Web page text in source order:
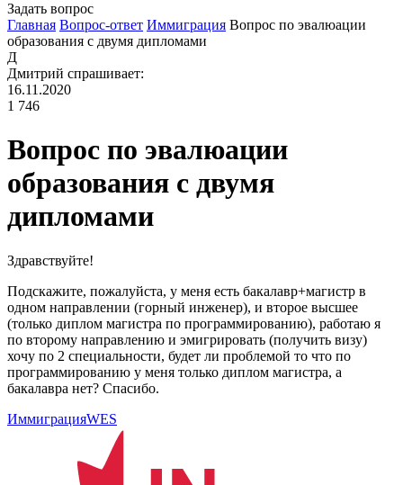
Задать вопрос
Главная Вопрос-ответ Иммиграция Вопрос по эвалюации
образования с двумя дипломами
Д
Дмитрий спрашивает:
16.11.2020
1 746
Вопрос по эвалюации
образования с двумя
дипломами
Здравствуйте!
Подскажите, пожалуйста, у меня есть бакалавр+магистр в
одном направлении (горный инженер), и второе высшее
(только диплом магистра по программированию), работаю я
по второму направлению и эмигрировать (получить визу)
хочу по 2 специальности, будет ли проблемой то что по
программированию у меня только диплом магистра, а
бакалавра нет? Спасибо.
ИммиграцияWES